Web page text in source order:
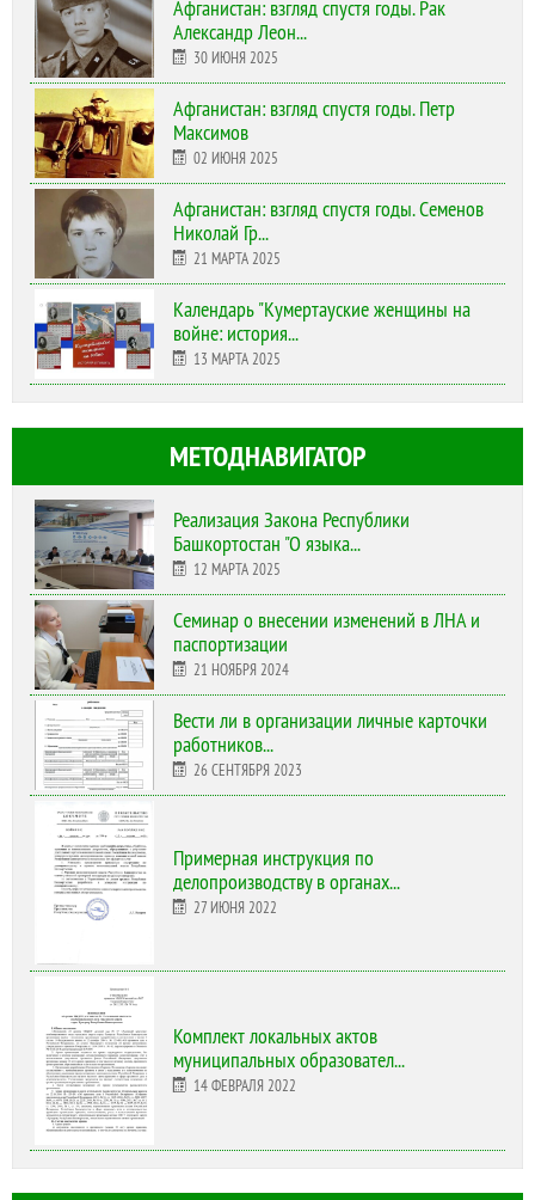
Афганистан: взгляд спустя годы. Рак
Александр Леон...
30 ИЮНЯ 2025
Афганистан: взгляд спустя годы. Петр
Максимов
02 ИЮНЯ 2025
Афганистан: взгляд спустя годы. Семенов
Николай Гр...
21 МАРТА 2025
Календарь "Кумертауские женщины на
войне: история...
13 МАРТА 2025
МЕТОДНАВИГАТОР
Реализация Закона Республики
Башкортостан "О языка...
12 МАРТА 2025
Cеминар о внесении изменений в ЛНА и
паспортизации
21 НОЯБРЯ 2024
Вести ли в организации личные карточки
работников...
26 СЕНТЯБРЯ 2023
Примерная инструкция по
делопроизводству в органах...
27 ИЮНЯ 2022
Комплект локальных актов
муниципальных образовател...
14 ФЕВРАЛЯ 2022